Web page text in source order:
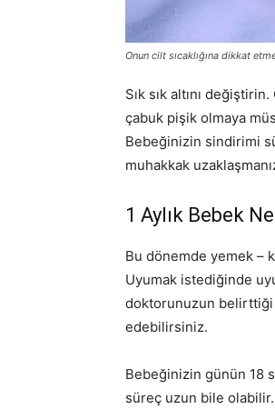
Onun cilt sıcaklığına dikkat
Sık sık altını
çabuk pişik olmaya
Bebeğinizin sindirimi
muhakkak
1 Aylık Bebek
Bu dönemde yemek –
Uyumak istediğinde
doktorunuzun belirttiği
edebilirsiniz.
Bebeğinizin günün 18
süreç uzun bile olabilir.